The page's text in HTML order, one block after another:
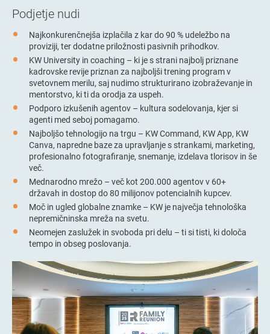
Podjetje nudi
Najkonkurenčnejša izplačila z kar do 90 % udeležbo na
proviziji, ter dodatne priložnosti pasivnih prihodkov.
KW University in coaching – ki je s strani najbolj priznane
kadrovske revije priznan za najboljši trening program v
svetovnem merilu, saj nudimo strukturirano izobraževanje in
mentorstvo, ki ti da orodja za uspeh.
Podporo izkušenih agentov – kultura sodelovanja, kjer si
agenti med seboj pomagamo.
Najboljšo tehnologijo na trgu – KW Command, KW App, KW
Canva, napredne baze za upravljanje s strankami, marketing,
profesionalno fotografiranje, snemanje, izdelava tlorisov in še
več.
Mednarodno mrežo – več kot 200.000 agentov v 60+
državah in dostop do 80 milijonov potencialnih kupcev.
Moč in ugled globalne znamke – KW je največja tehnološka
nepremičninska mreža na svetu.
Neomejen zaslužek in svoboda pri delu – ti si tisti, ki določa
tempo in obseg poslovanja.